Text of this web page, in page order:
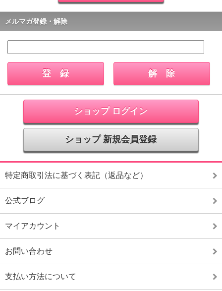
メルマガ登録・解除
ショップ ログイン
ショップ 新規会員登録
特定商取引法に基づく表記（返品など）
公式ブログ
マイアカウント
お問い合わせ
支払い方法について